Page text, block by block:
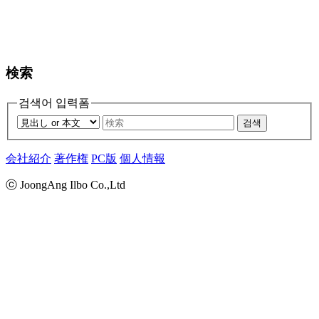
検索
검색어 입력폼
검색
会社紹介 著作権 PC版 個人情報
ⓒ JoongAng Ilbo Co.,Ltd